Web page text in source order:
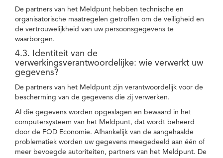
De partners van het Meldpunt hebben technische en
organisatorische maatregelen getroffen om de veiligheid en
de vertrouwelijkheid van uw persoonsgegevens te
waarborgen.
4.3. Identiteit van de
verwerkingsverantwoordelijke: wie verwerkt uw
gegevens?
De partners van het Meldpunt zijn verantwoordelijk voor de
bescherming van de gegevens die zij verwerken.
Al die gegevens worden opgeslagen en bewaard in het
computersysteem van het Meldpunt, dat wordt beheerd
door de FOD Economie. Afhankelijk van de aangehaalde
problematiek worden uw gegevens meegedeeld aan één of
meer bevoegde autoriteiten, partners van het Meldpunt. De